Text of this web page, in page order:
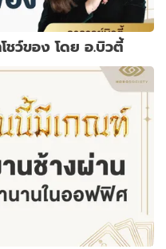
โชว์ของ โดย อ.บิวตี้